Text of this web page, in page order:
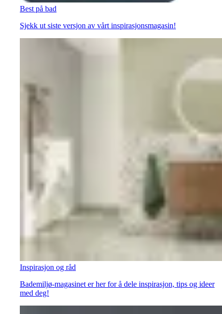
Best på bad
Sjekk ut siste versjon av vårt inspirasjonsmagasin!
Inspirasjon og råd
Bademiljø-magasinet er her for å dele inspirasjon, tips og ideer
med deg!